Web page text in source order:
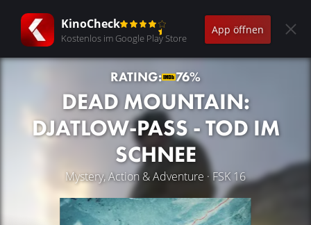
KinoCheck
Kostenlos im Google Play Store
App öffnen
RATING: 76%
DEAD MOUNTAIN:
DJATLOW-PASS - TOD IM
SCHNEE
Mystery, Action & Adventure · FSK 16